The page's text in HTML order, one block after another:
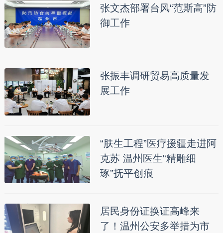
张文杰部署台风“范斯高”防
御工作
张振丰调研贸易高质量发
展工作
“肤生工程”医疗援疆走进阿
克苏 温州医生“精雕细
琢”抚平创痕
居民身份证换证高峰来
了！温州公安多举措为市